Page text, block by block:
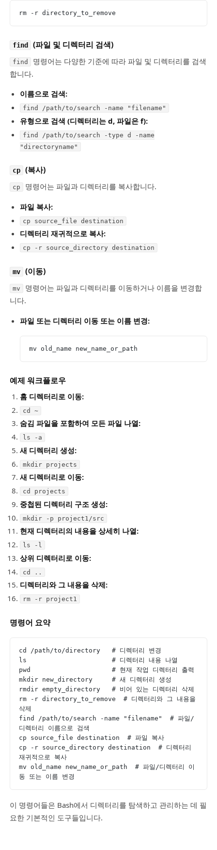
rm -r directory_to_remove
find (파일 및 디렉터리 검색)
find
명령어는 다양한 기준에 따라 파일 및 디렉터리를 검색
합니다.
이름으로 검색:
find /path/to/search -name "filename"
유형으로 검색 (디렉터리는 d, 파일은 f):
find /path/to/search -type d -name
"directoryname"
cp (복사)
cp 명령어는 파일과 디렉터리를 복사합니다.
파일 복사:
cp source_file destination
디렉터리 재귀적으로 복사:
cp -r source_directory destination
mv (이동)
mv
명령어는 파일과 디렉터리를 이동하거나 이름을 변경합
니다.
파일 또는 디렉터리 이동 또는 이름 변경:
mv old_name new_name_or_path
예제 워크플로우
홈 디렉터리로 이동:
cd ~
숨김 파일을 포함하여 모든 파일 나열:
ls -a
새 디렉터리 생성:
mkdir projects
새 디렉터리로 이동:
cd projects
중첩된 디렉터리 구조 생성:
mkdir -p project1/src
현재 디렉터리의 내용을 상세히 나열:
ls -l
상위 디렉터리로 이동:
cd ..
디렉터리와 그 내용을 삭제:
rm -r project1
명령어 요약
cd /path/to/directory   # 디렉터리 변경
ls                      # 디렉터리 내용 나열
pwd                     # 현재 작업 디렉터리 출력
mkdir new_directory     # 새 디렉터리 생성
rmdir empty_directory   # 비어 있는 디렉터리 삭제
rm -r directory_to_remove  # 디렉터리와 그 내용을
삭제
find /path/to/search -name "filename"  # 파일/
디렉터리 이름으로 검색
cp source_file destination  # 파일 복사
cp -r source_directory destination  # 디렉터리
재귀적으로 복사
mv old_name new_name_or_path  # 파일/디렉터리 이
동 또는 이름 변경
이 명령어들은 Bash에서 디렉터리를 탐색하고 관리하는 데 필
요한 기본적인 도구들입니다.